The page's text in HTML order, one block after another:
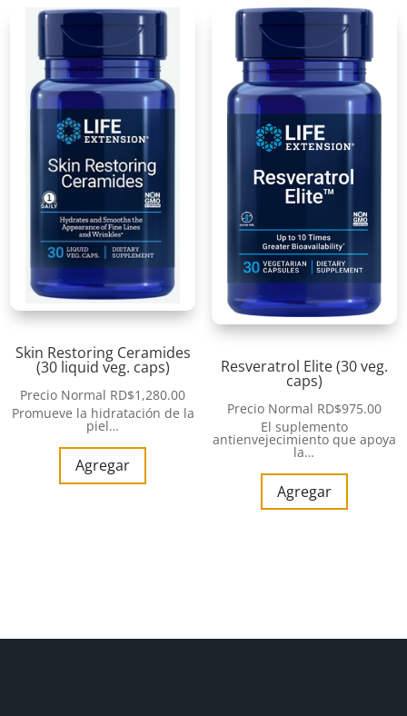
Skin Restoring Ceramides
(30 liquid veg. caps)
Precio Normal RD$1,280.00
Promueve la hidratación de la
piel…
Agregar
Resveratrol Elite (30 veg.
caps)
Precio Normal RD$975.00
El suplemento
antienvejecimiento que apoya
la…
Agregar